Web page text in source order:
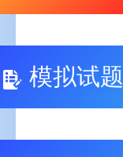
模拟试题